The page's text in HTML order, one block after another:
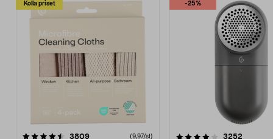
Kolla priset
3809recensioner (9,97/st)
-25%
4.0av 5 stjärnor 3252
4.5av 5 stjärnor